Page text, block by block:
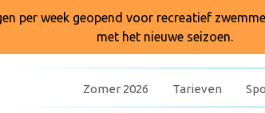
per week geopend voor recreatief
met het nieuwe seizoen.
Zomer 2026 Tarieven